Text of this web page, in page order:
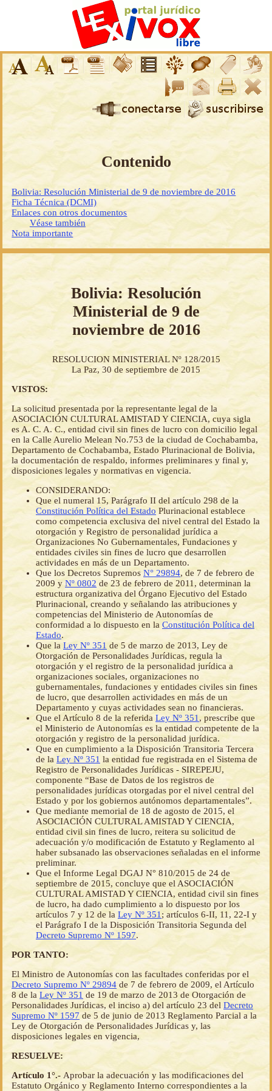
Contenido
Bolivia: Resolución Ministerial de 9 de noviembre de 2016
Ficha Técnica (DCMI)
Enlaces con otros documentos
Véase también
Nota importante
Bolivia: Resolución
Ministerial de 9 de
noviembre de 2016
RESOLUCION MINISTERIAL Nº 128/2015
La Paz, 30 de septiembre de 2015
VISTOS:
La solicitud presentada por la representante legal de la
ASOCIACIÓN CULTURAL AMISTAD Y CIENCIA, cuya sigla
es A. C. A. C., entidad civil sin fines de lucro con domicilio legal
en la Calle Aurelio Melean No.753 de la ciudad de Cochabamba,
Departamento de Cochabamba, Estado Plurinacional de Bolivia,
la documentación de respaldo, informes preliminares y final y,
disposiciones legales y normativas en vigencia.
CONSIDERANDO:
Que el numeral 15, Parágrafo II del artículo 298 de la
Constitución Política del Estado Plurinacional establece
como competencia exclusiva del nivel central del Estado la
otorgación y Registro de personalidad jurídica a
Organizaciones No Gubernamentales, Fundaciones y
entidades civiles sin fines de lucro que desarrollen
actividades en más de un Departamento.
Que los Decretos Supremos N° 29894, de 7 de febrero de
2009 y Nº 0802 de 23 de febrero de 2011, determinan la
estructura organizativa del Órgano Ejecutivo del Estado
Plurinacional, creando y señalando las atribuciones y
competencias del Ministerio de Autonomías de
conformidad a lo dispuesto en la Constitución Política del
Estado.
Que laLey Nº 351 de 5 de marzo de 2013, Ley de
Otorgación de Personalidades Jurídicas, regula la
otorgación y el registro de la personalidad jurídica a
organizaciones sociales, organizaciones no
gubernamentales, fundaciones y entidades civiles sin fines
de lucro, que desarrollen actividades en más de un
Departamento y cuyas actividades sean no financieras.
Que el Artículo 8 de la referida Ley Nº 351 , prescribe que
el Ministerio de Autonomías es la entidad competente de la
otorgación y registro de la personalidad jurídica.
Que en cumplimiento a la Disposición Transitoria Tercera
de la Ley Nº 351 la entidad fue registrada en el Sistema de
Registro de Personalidades Jurídicas - SIREPEJU,
componente “Base de Datos de los registros de
personalidades jurídicas otorgadas por el nivel central del
Estado y por los gobiernos autónomos departamentales”.
Que mediante memorial de 18 de agosto de 2015, el
ASOCIACIÓN CULTURAL AMISTAD Y CIENCIA,
entidad civil sin fines de lucro, reitera su solicitud de
adecuación y/o modificación de Estatuto y Reglamento al
haber subsanado las observaciones señaladas en el informe
preliminar.
Que el Informe Legal DGAJ N° 810/2015 de 24 de
septiembre de 2015, concluye que el ASOCIACIÓN
CULTURAL AMISTAD Y CIENCIA, entidad civil sin fines
de lucro, ha dado cumplimiento a lo dispuesto por los
artículos 7 y 12 de la Ley Nº 351 ; artículos 6-II, 11, 22-I y
el Parágrafo I de la Disposición Transitoria Segunda del
Decreto Supremo Nº 1597.
POR TANTO:
El Ministro de Autonomías con las facultades conferidas por el
Decreto Supremo Nº 29894 de 7 de febrero de 2009, el Artículo
8 de la Ley Nº 351 de 19 de marzo de 2013 de Otorgación de
Personalidades Jurídicas, el inciso a) del artículo 23 del Decreto
Supremo Nº 1597 de 5 de junio de 2013 Reglamento Parcial a la
Ley de Otorgación de Personalidades Jurídicas y, las
disposiciones legales en vigencia,
RESUELVE:
Artículo 1°.- Aprobar la adecuación y las modificaciones del
Estatuto Orgánico y Reglamento Interno correspondientes a la